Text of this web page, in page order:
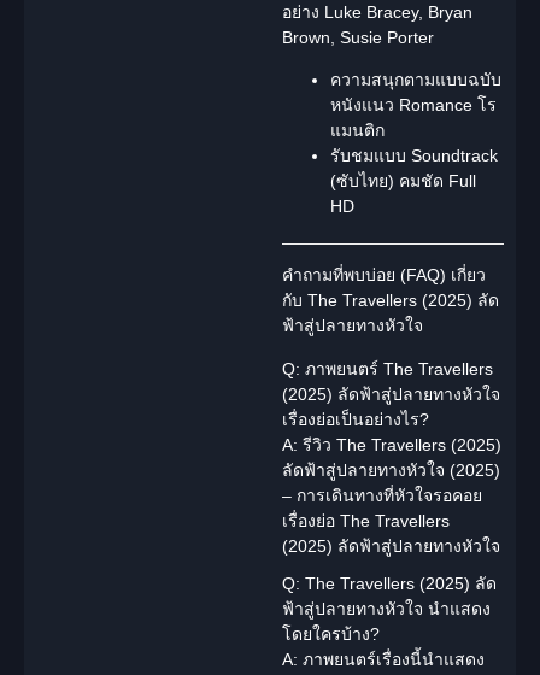
อย่าง Luke Bracey, Bryan
Brown, Susie Porter
ความสนุกตามแบบฉบับ
หนังแนว Romance โร
แมนติก
รับชมแบบ Soundtrack
(ซับไทย) คมชัด Full
HD
คำถามที่พบบ่อย (FAQ) เกี่ยว
กับ The Travellers (2025) ลัด
ฟ้าสู่ปลายทางหัวใจ
Q: ภาพยนตร์ The Travellers
(2025) ลัดฟ้าสู่ปลายทางหัวใจ
เรื่องย่อเป็นอย่างไร?
A: รีวิว The Travellers (2025)
ลัดฟ้าสู่ปลายทางหัวใจ (2025)
– การเดินทางที่หัวใจรอคอย
เรื่องย่อ The Travellers
(2025) ลัดฟ้าสู่ปลายทางหัวใจ
Q: The Travellers (2025) ลัด
ฟ้าสู่ปลายทางหัวใจ นำแสดง
โดยใครบ้าง?
A: ภาพยนตร์เรื่องนี้นำแสดง